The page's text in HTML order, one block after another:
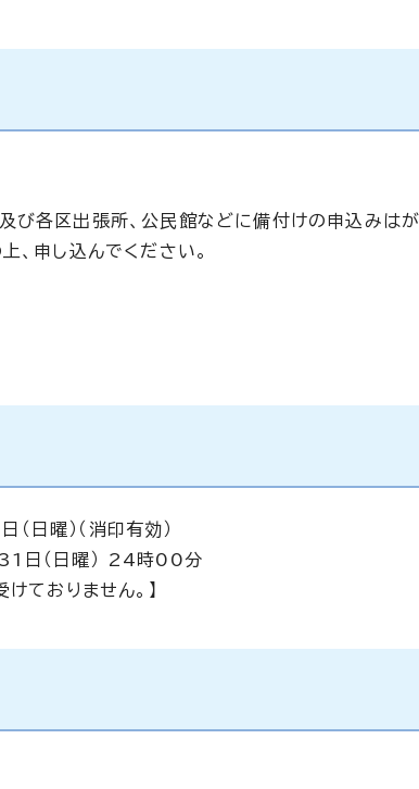
各区出張所、公民館などに備付けの申込みはが
、申し込んでください。
曜）（消印有効）
日（日曜） 24時00分
ておりません。】